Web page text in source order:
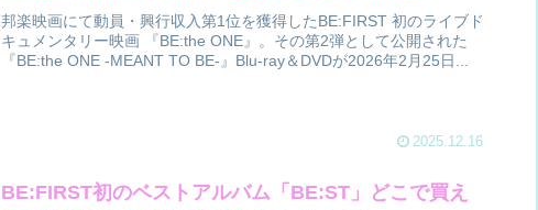
邦楽映画にて動員・興行収入第1位を獲得したBE:FIRST 初のライブド
キュメンタリー映画 『BE:the ONE』。その第2弾として公開された
『BE:the ONE -MEANT TO BE-』Blu-ray＆DVDが2026年2月25日...
2025.12.16
BE:FIRST初のベストアルバム「BE:ST」どこで買え